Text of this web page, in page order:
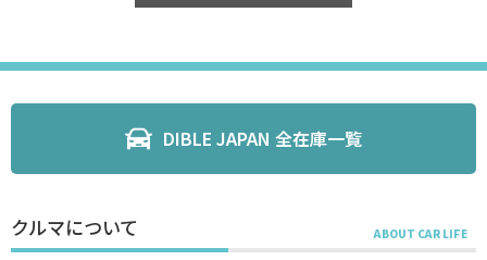
DIBLE JAPAN 全在庫一覧
クルマについて